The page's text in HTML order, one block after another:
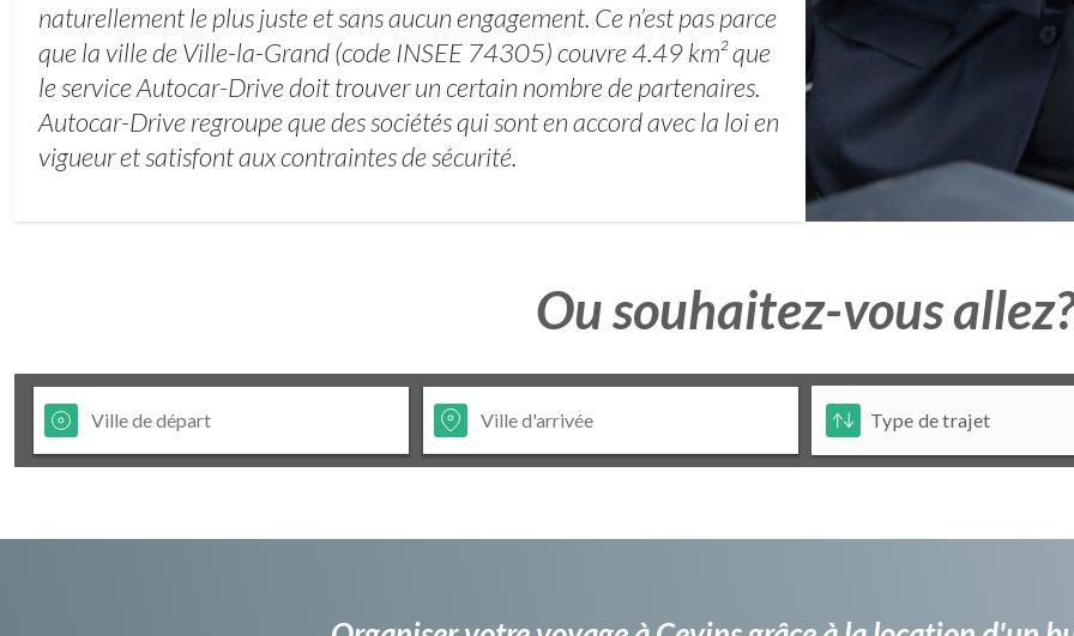
naturellement le plus juste et sans aucun engagement. Ce n’est pas parce
que la ville de Ville-la-Grand (code INSEE 74305) couvre 4.49 km² que
le service Autocar-Drive doit trouver un certain nombre de partenaires.
Autocar-Drive regroupe que des sociétés qui sont en accord avec la loi en
vigueur et satisfont aux contraintes de sécurité.
Ou souhaitez-vous allez?